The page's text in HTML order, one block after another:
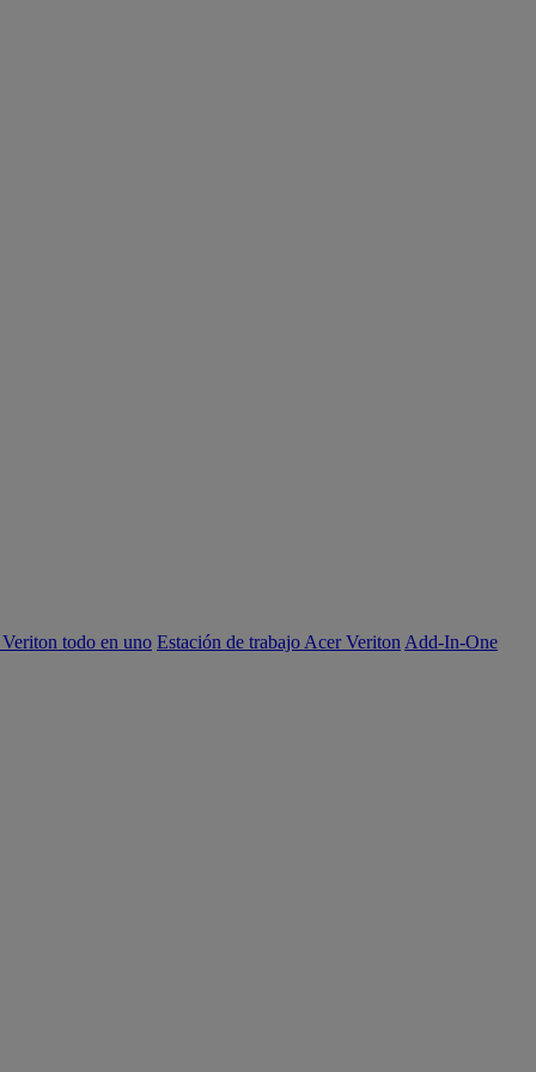
todo en uno Estación de trabajo Acer Veriton Add-In-One